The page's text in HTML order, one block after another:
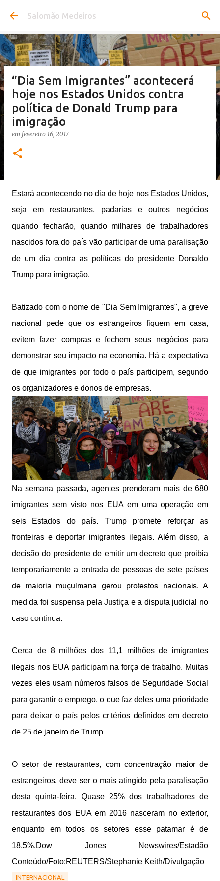
Pular para o conteúdo principal
Salomão Medeiros
“Dia Sem Imigrantes” acontecerá
hoje nos Estados Unidos contra
política de Donald Trump para
imigração
em fevereiro 16, 2017
Estará acontecendo no dia de hoje nos Estados Unidos,
seja em restaurantes, padarias e outros negócios
quando fecharão, quando milhares de trabalhadores
nascidos fora do país vão participar de uma paralisação
de um dia contra as políticas do presidente Donaldo
Trump para imigração.
Batizado com o nome de "Dia Sem Imigrantes", a greve
nacional pede que os estrangeiros fiquem em casa,
evitem fazer compras e fechem seus negócios para
demonstrar seu impacto na economia. Há a expectativa
de que imigrantes por todo o país participem, segundo
os organizadores e donos de empresas.
Na semana passada, agentes prenderam mais de 680
imigrantes sem visto nos EUA em uma operação em
seis Estados do país. Trump promete reforçar as
fronteiras e deportar imigrantes ilegais. Além disso, a
decisão do presidente de emitir um decreto que proibia
temporariamente a entrada de pessoas de sete países
de maioria muçulmana gerou protestos nacionais. A
medida foi suspensa pela Justiça e a disputa judicial no
caso continua.
Cerca de 8 milhões dos 11,1 milhões de imigrantes
ilegais nos EUA participam na força de trabalho. Muitas
vezes eles usam números falsos de Seguridade Social
para garantir o emprego, o que faz deles uma prioridade
para deixar o país pelos critérios definidos em decreto
de 25 de janeiro de Trump.
O setor de restaurantes, com concentração maior de
estrangeiros, deve ser o mais atingido pela paralisação
desta quinta-feira. Quase 25% dos trabalhadores de
restaurantes dos EUA em 2016 nasceram no exterior,
enquanto em todos os setores esse patamar é de
18,5%.Dow Jones Newswires/Estadão
Conteúdo/Foto:REUTERS/Stephanie Keith/Divulgação
INTERNACIONAL